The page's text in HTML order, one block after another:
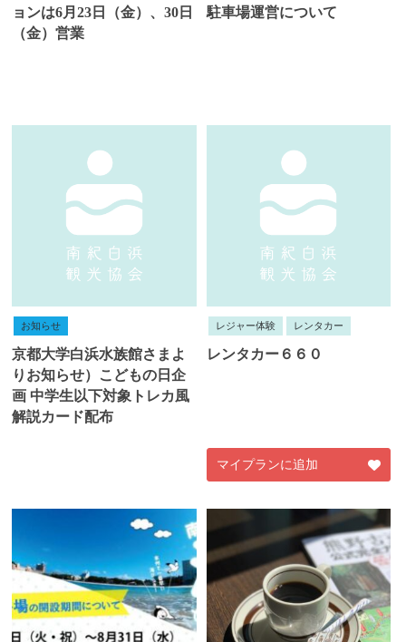
ョンは6月23日（金）、30日
（金）営業
駐車場運営について
お知らせ
京都大学白浜水族館さまよ
りお知らせ）こどもの日企
画 中学生以下対象トレカ風
解説カード配布
レジャー体験 レンタカー
レンタカー６６０
マイプランに追加